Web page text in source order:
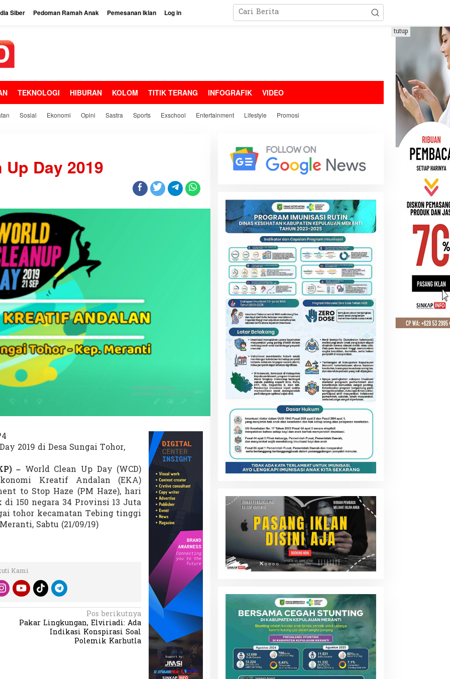
Siber Pedoman Ramah Anak Pemesanan Iklan Log in
TEKNOLOGI HIBURAN KOLOM TITIK TERANG INFOGRAFIK VIDEO
Sosial Ekonomi Opini Sastra Sports Exschool Entertainment Lifestyle Promosi
tutup
Day 2019
2019 di Desa Sungai Tohor,
– World Clean Up Day (WCD)
Kreatif Andalan (EKA)
to Stop Haze (PM Haze), hari
150 negara 34 Provinsi 13 Juta
tohor kecamatan Tebing tinggi
Sabtu (21/09/19)
Kami
Pos berikutnya
Pakar Lingkungan, Elviriadi: Ada
Indikasi Konspirasi Soal
Polemik Karhutla